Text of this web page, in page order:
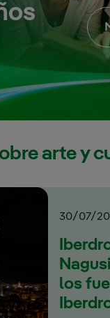
arte y
30/07/
los